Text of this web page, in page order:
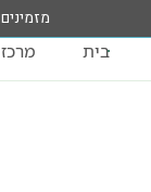
מזמינים ב-399 ₪ ומעלה
בית